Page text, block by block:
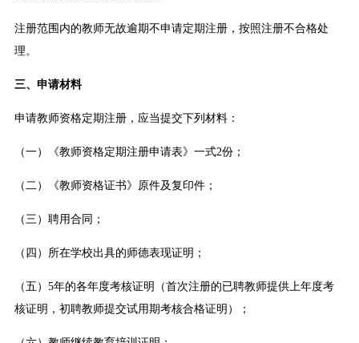
注册范围内的教师无故逾期不申请定期注册，按照注册不合格处
理。
三、申请材料
申请教师资格定期注册，应当提交下列材料：
（一）《教师资格定期注册申请表》一式2份；
（二）《教师资格证书》原件及复印件；
（三）聘用合同；
（四）所在学校出具的师德表现证明；
（五）5年的各年度考核证明（首次注册的已聘教师提供上年度考
核证明，初聘教师提交试用期考核合格证明）；